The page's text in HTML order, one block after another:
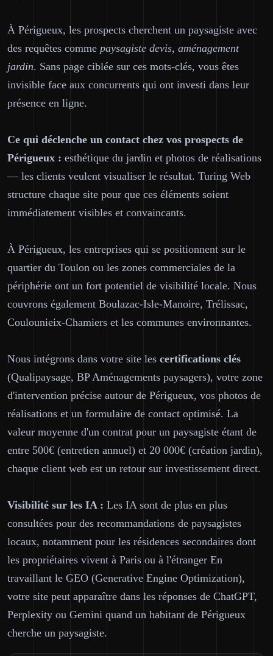
À Périgueux, les prospects cherchent un paysagiste avec
des requêtes comme paysagiste devis, aménagement
jardin. Sans page ciblée sur ces mots-clés, vous êtes
invisible face aux concurrents qui ont investi dans leur
présence en ligne.
Ce qui déclenche un contact chez vos prospects de
Périgueux : esthétique du jardin et photos de réalisations
— les clients veulent visualiser le résultat. Turing Web
structure chaque site pour que ces éléments soient
immédiatement visibles et convaincants.
À Périgueux, les entreprises qui se positionnent sur le
quartier du Toulon ou les zones commerciales de la
périphérie ont un fort potentiel de visibilité locale. Nous
couvrons également Boulazac-Isle-Manoire, Trélissac,
Coulounieix-Chamiers et les communes environnantes.
Nous intégrons dans votre site les certifications clés
(Qualipaysage, BP Aménagements paysagers), votre zone
d'intervention précise autour de Périgueux, vos photos de
réalisations et un formulaire de contact optimisé. La
valeur moyenne d'un contrat pour un paysagiste étant de
entre 500€ (entretien annuel) et 20 000€ (création jardin),
chaque client web est un retour sur investissement direct.
Visibilité sur les IA : Les IA sont de plus en plus
consultées pour des recommandations de paysagistes
locaux, notamment pour les résidences secondaires dont
les propriétaires vivent à Paris ou à l'étranger En
travaillant le GEO (Generative Engine Optimization),
votre site peut apparaître dans les réponses de ChatGPT,
Perplexity ou Gemini quand un habitant de Périgueux
cherche un paysagiste.